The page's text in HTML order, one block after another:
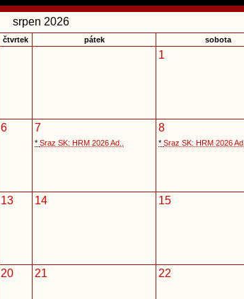
srpen 2026
čtvrtek pátek sobota
1
6 7
* Sraz SK: HRM 2026 Ad..
8
* Sraz SK: HRM 2026 Ad..
13 14 15
20 21 22